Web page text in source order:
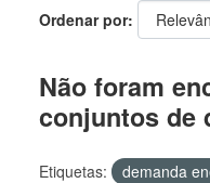
Ordenar por
Não foram
conjuntos de
Etiquetas:
demanda